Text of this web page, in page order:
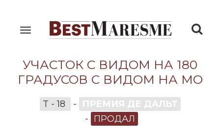
Toggle
navigation
УЧАСТОК С ВИДОМ НА 180
ГРАДУСОВ С ВИДОМ НА МО
T - 18 -
ПРЕМИЯ ДЕ ДАЛЬТ
- ПРОДАЛ